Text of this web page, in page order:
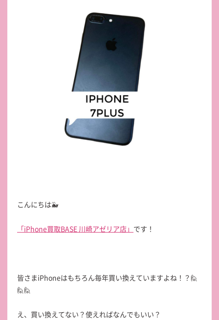
こんにちは🐳
「iPhone買取BASE 川崎アゼリア店」 です！
皆さまiPhoneはもちろん毎年買い換えていますよね！？🙋
🙋🙋
え、買い換えてない？使えればなんでもいい？